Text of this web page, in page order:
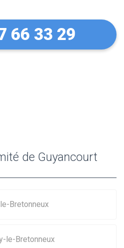
66 33 29
de Guyancourt
Bretonneux
le-Bretonneux